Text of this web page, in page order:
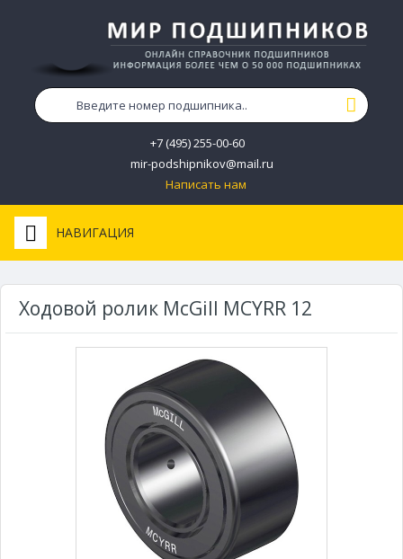
+7 (495) 255-00-60
mir-podshipnikov@mail.ru
Написать нам
НАВИГАЦИЯ
Ходовой ролик McGill MCYRR 12